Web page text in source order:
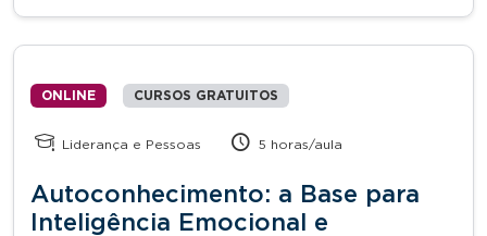
ONLINE CURSOS GRATUITOS
Liderança e Pessoas 5 horas/aula
Autoconhecimento: a Base para
Inteligência Emocional e